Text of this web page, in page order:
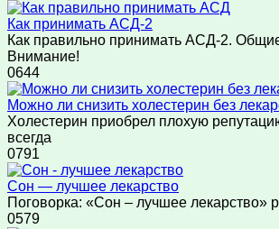
Как принимать АСД-2
Как правильно принимать АСД-2.
Внимание!
0644
Можно ли снизить холестерин без
Холестерин приобрел плохую
всегда
0791
Сон — лучшее лекарство
Поговорка: «Сон – лучшее лекарство»
0579